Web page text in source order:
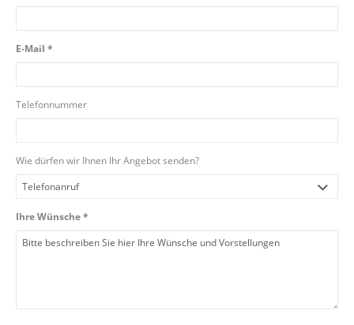
E-Mail *
Telefonnummer
Wie dürfen wir Ihnen Ihr Angebot senden?
Ihre Wünsche *